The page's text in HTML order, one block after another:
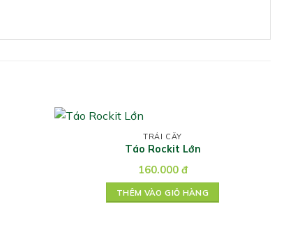
TRÁI CÂY
Táo Rockit Lớn
160.000 đ
THÊM VÀO GIỎ HÀNG